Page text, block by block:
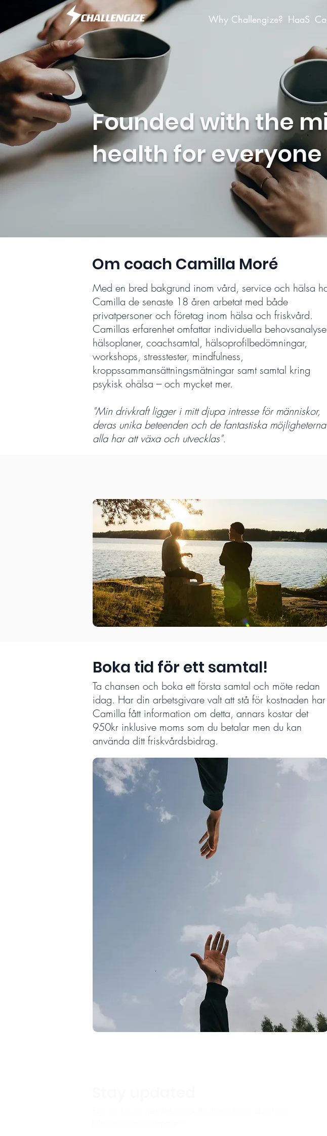
Why Challengize? HaaS
Founded with the
health for everyone
Om coach Camilla Moré
Med en bred bakgrund inom vård, service och hälsa
Camilla de senaste 18 åren arbetat med både
privatpersoner och företag inom hälsa och friskvård.
Camillas erfarenhet omfattar individuella
hälsoplaner, coachsamtal, hälsoprofilbedömningar,
workshops, stresstester, mindfulness,
kroppssammansättningsmätningar samt samtal kring
psykisk ohälsa – och mycket mer.
"Min drivkraft ligger i mitt djupa intresse för människor,
deras unika beteenden och de fantastiska
alla har att växa och utvecklas".
Boka tid för ett samtal!
Ta chansen och boka ett första samtal och möte redan
idag. Har din arbetsgivare valt att stå för kostnaden har
Camilla fått information om detta, annars kostar det
950kr inklusive moms som du betalar men du kan
använda ditt friskvårdsbidrag.